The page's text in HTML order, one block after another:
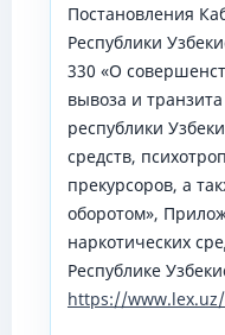
Постановления
Республики
330 «О
вывоза и
республики
средств,
прекурсоров, а
оборотом»,
наркотических
Республике
https://